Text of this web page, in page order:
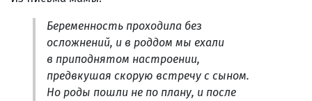
Беременность проходила без
осложнений, и в роддом мы ехали
в приподнятом настроении,
предвкушая скорую встречу с сыном.
Но роды пошли не по плану, и после